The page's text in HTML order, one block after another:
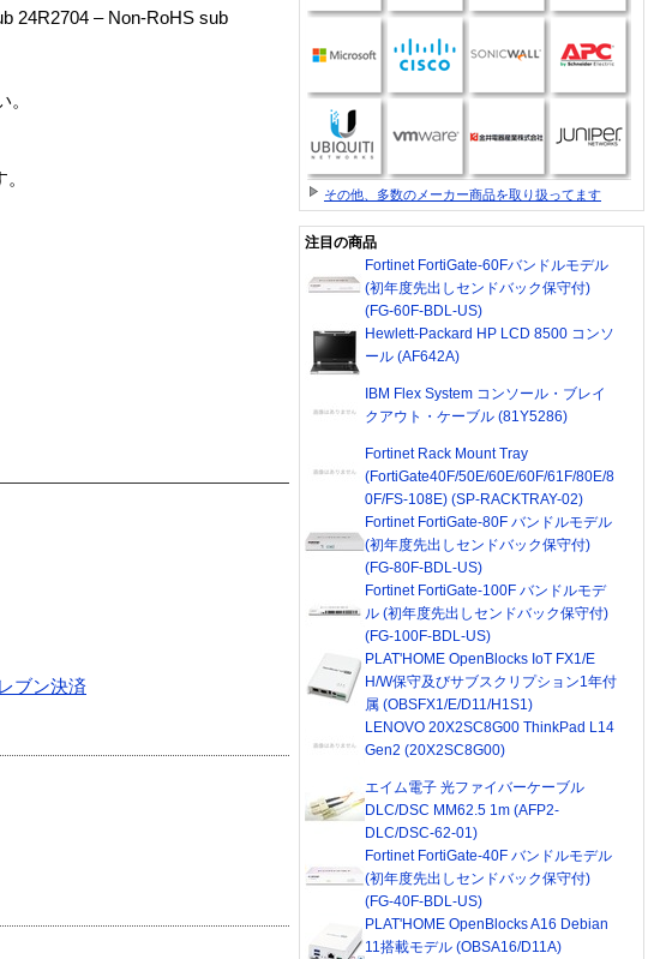
24R2704 – Non-RoHS sub
ブン決済
その他、多数のメーカー商品を取り扱ってます
注目の商品
Fortinet FortiGate-60Fバンドルモデル
(初年度先出しセンドバック保守付)
(FG-60F-BDL-US)
Hewlett-Packard HP LCD 8500 コンソ
ール (AF642A)
IBM Flex System コンソール・ブレイ
クアウト・ケーブル (81Y5286)
Fortinet Rack Mount Tray
(FortiGate40F/50E/60E/60F/61F/80E/8
0F/FS-108E) (SP-RACKTRAY-02)
Fortinet FortiGate-80F バンドルモデル
(初年度先出しセンドバック保守付)
(FG-80F-BDL-US)
Fortinet FortiGate-100F バンドルモデ
ル (初年度先出しセンドバック保守付)
(FG-100F-BDL-US)
PLAT'HOME OpenBlocks IoT FX1/E
H/W保守及びサブスクリプション1年付
属 (OBSFX1/E/D11/H1S1)
LENOVO 20X2SC8G00 ThinkPad L14
Gen2 (20X2SC8G00)
エイム電子 光ファイバーケーブル
DLC/DSC MM62.5 1m (AFP2-
DLC/DSC-62-01)
Fortinet FortiGate-40F バンドルモデル
(初年度先出しセンドバック保守付)
(FG-40F-BDL-US)
PLAT'HOME OpenBlocks A16 Debian
11搭載モデル (OBSA16/D11A)